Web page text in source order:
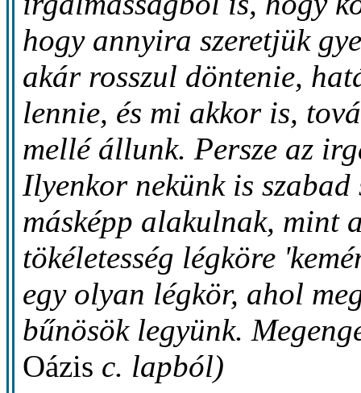
hogy annyira szeretjük
akár rosszul döntenie,
lennie, és mi akkor is,
mellé állunk. Persze az
Ilyenkor nekünk is
másképp alakulnak, mint
tökéletesség légköre
egy olyan légkör, ahol
bűnösök legyünk.
Oázis c. lapból)